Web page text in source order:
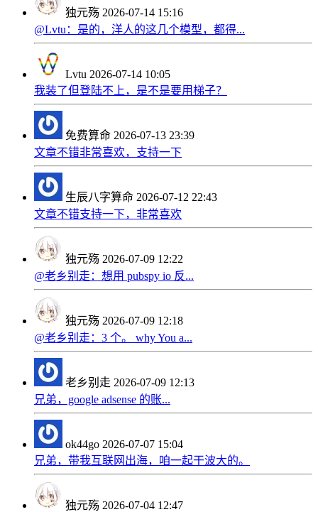
独元殇 2026-07-14 15:16
@Lvtu：是的，洋人的这几个模型，都得...
Lvtu 2026-07-14 10:05
我装了但登陆不上，是不是要用梯子？
免费算命 2026-07-13 23:39
文章不错非常喜欢，支持一下
生辰八字算命 2026-07-12 22:43
文章不错支持一下，非常喜欢
独元殇 2026-07-09 12:22
@老乡别走：想用 pubspy io 反...
独元殇 2026-07-09 12:18
@老乡别走：3 个。 why You a...
老乡别走 2026-07-09 12:13
兄弟，google adsense 的账...
ok44go 2026-07-07 15:04
兄弟，带我互联网出海，咱一起干波大的。
独元殇 2026-07-04 12:47